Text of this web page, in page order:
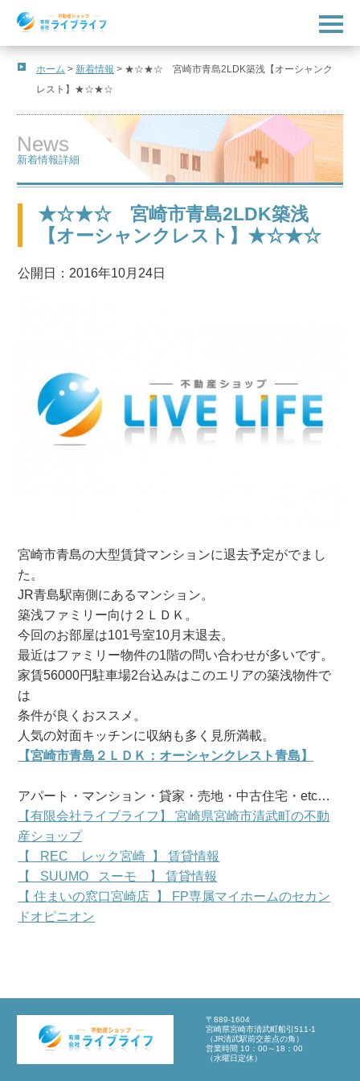
t
o
g
l
v
i
t
i
o
ホーム > 新着情報 > ★☆★☆ 宮崎市青島2LDK築浅【オーシャンク
レスト】★☆★☆
News
新着情報詳細
★☆★☆ 宮崎市青島2LDK築浅
【オーシャンクレスト】★☆★☆
公開日：2016年10月24日
宮崎市青島の大型賃貸マンションに退去予定がでまし
た。
JR青島駅南側にあるマンション。
築浅ファミリー向け２ＬＤＫ。
今回のお部屋は101号室10月末退去。
最近はファミリー物件の1階の問い合わせが多いです。
家賃56000円駐車場2台込みはこのエリアの築浅物件で
は
条件が良くおススメ。
人気の対面キッチンに収納も多く見所満載。
【宮崎市青島２ＬＤＫ：オーシャンクレスト青島】
アパート・マンション・貸家・売地・中古住宅・etc…
【有限会社ライブライフ】 宮崎県宮崎市清武町の不動
産ショップ
【 REC レック宮崎 】 賃貸情報
【 SUUMO スーモ 】 賃貸情報
【 住まいの窓口宮崎店 】 FP専属マイホームのセカン
ドオピニオン
〒889-1604
宮崎県宮崎市清武町船引511-1
（JR清武駅前交差点の角）
営業時間 10：00～18：00
（水曜日定休）